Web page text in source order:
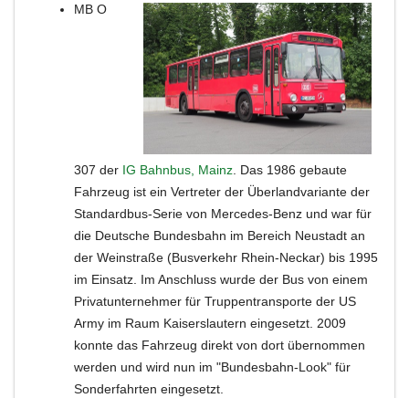
MB O
307 der IG Bahnbus, Mainz . Das 1986 gebaute
Fahrzeug ist ein Vertreter der Überlandvariante der
Standardbus-Serie von Mercedes-Benz und war für
die Deutsche Bundesbahn im Bereich Neustadt an
der Weinstraße (Busverkehr Rhein-Neckar) bis 1995
im Einsatz. Im Anschluss wurde der Bus von einem
Privatunternehmer für Truppentransporte der US
Army im Raum Kaiserslautern eingesetzt. 2009
konnte das Fahrzeug direkt von dort übernommen
werden und wird nun im "Bundesbahn-Look" für
Sonderfahrten eingesetzt.